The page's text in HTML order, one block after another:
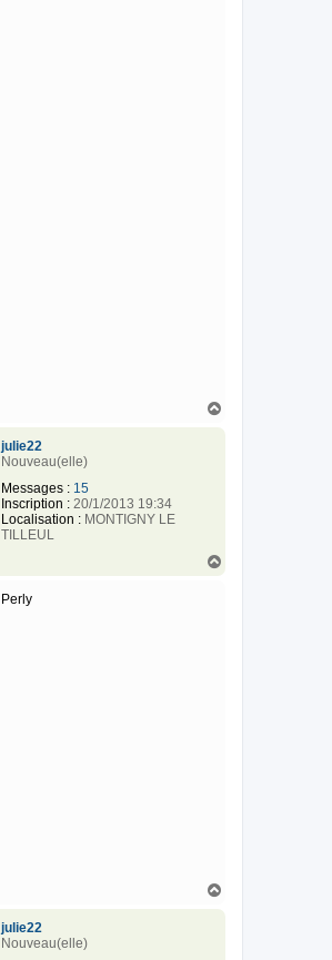
julie22
Nouveau(elle)
Messages : 15
Inscription : 20/1/2013 19:34
Localisation : MONTIGNY LE
TILLEUL
Perly
julie22
Nouveau(elle)